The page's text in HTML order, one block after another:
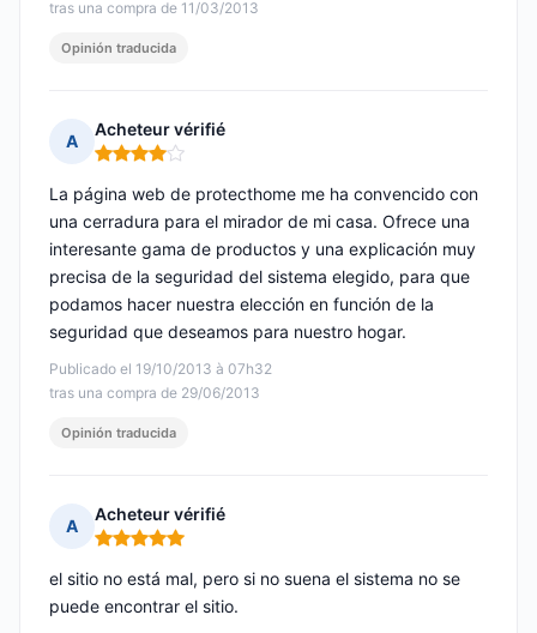
tras una compra de 11/03/2013
Opinión traducida
A
Acheteur vérifié
Nota: 4 de 5
Publicado el 19/10/2013 à 07h32
tras una compra de 29/06/2013
La página web de protecthome me ha convencido con
una cerradura para el mirador de mi casa. Ofrece una
interesante gama de productos y una explicación muy
precisa de la seguridad del sistema elegido, para que
podamos hacer nuestra elección en función de la
seguridad que deseamos para nuestro hogar.
Opinión traducida
A
Acheteur vérifié
Nota: 5 de 5
el sitio no está mal, pero si no suena el sistema no se
puede encontrar el sitio.